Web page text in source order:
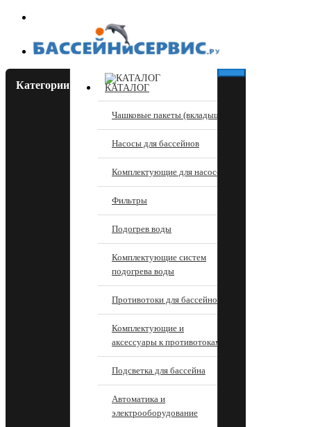
Категории КАТАЛОГ
Чашковые пакеты (вкладыши)
Насосы для бассейнов
Комплектующие для насосов
Фильтры
Подогрев воды
Комплектующие систем
подогрева воды
Противотоки для бассейнов
Комплектующие и
аксессуары к противотокам
Подсветка для бассейна
Автоматика и
электрооборудование